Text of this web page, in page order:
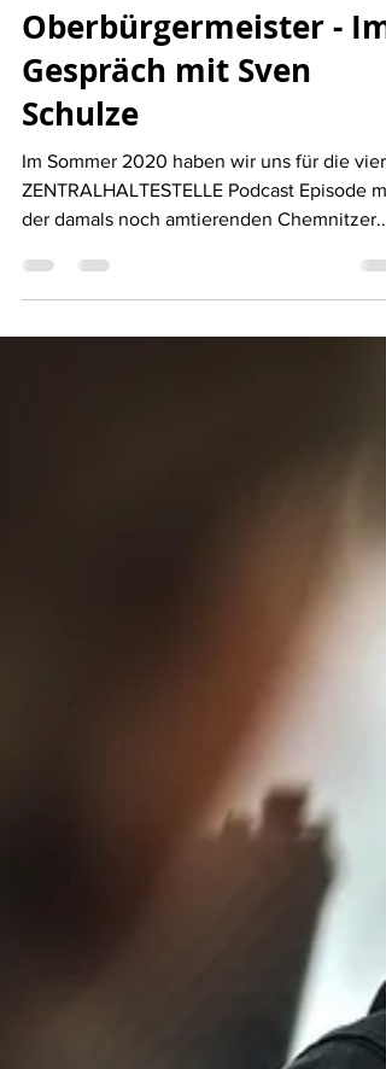
EP23: Der Chemnitzer
Oberbürgermeister - Im
Gespräch mit Sven
Schulze
Im Sommer 2020 haben wir uns für die
ZENTRALHALTESTELLE Podcast Episode
der damals noch amtierenden Chemnitzer...